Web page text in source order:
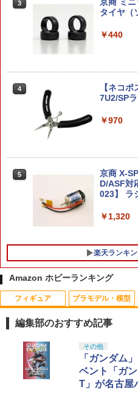
o．519
【当店独
￥1,600
【中古】
スピリッ
￥1,650
3
ー重音テ
￥2,530
4
2026年
ラクター
5
ガチャ【
ッドワン
ル寮＆グ
ARMY
GR006
Guns
ルイ
ャッスル
換 鉄製
￥1,480
3
タイヤ（
￥440
4
【ネコ
7U2/SP
￥970
5
京商 X-
D/ASF対
023】 ラ
￥1,320
楽天ランキ
Amazon ホビーランキング
フィギュア
ツ（真骨
RX 約
可動フィ
プラモデル・模型
BANDAI
30MS
分け済み
￥4,200
東京マル
ト ガバ
ハンドガ
￥3,384
GSIクレ
ミアムト
ホビー用
￥748
編集部のおすすめ記事
その他
「ガンダム
ベント「ガ
T」が名古屋